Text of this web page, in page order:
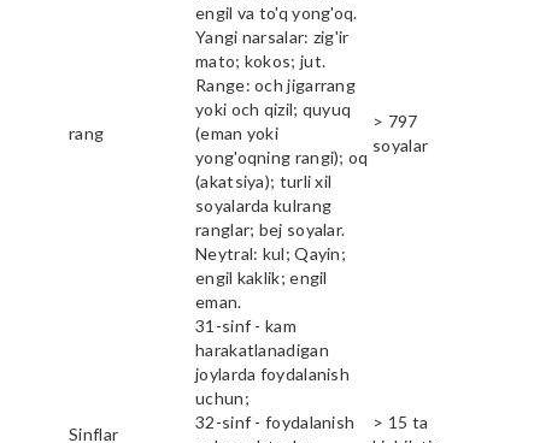
rang
engil va to'q yong'oq.
Yangi narsalar: zig'ir
mato; kokos; jut.
Range: och jigarrang
yoki och qizil; quyuq
(eman yoki
yong'oqning rangi); oq
(akatsiya); turli xil
soyalarda kulrang
ranglar; bej soyalar.
Neytral: kul; Qayin;
engil kaklik; engil
eman.
> 797
soyalar
Sinflar
31-sinf - kam
harakatlanadigan
joylarda foydalanish
uchun;
32-sinf - foydalanish
> 15 ta